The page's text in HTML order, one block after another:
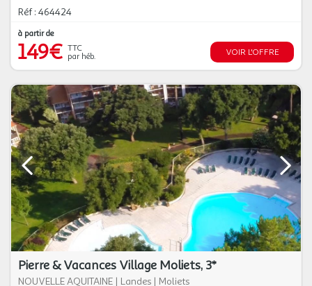
Réf : 464424
à partir de
149€ TTC
par héb.
VOIR L'OFFRE
Pierre & Vacances Village Moliets, 3*
NOUVELLE AQUITAINE | Landes | Moliets